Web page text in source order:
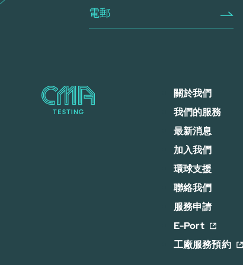
關於我們
我們的服務
最新消息
加入我們
環球支援
聯絡我們
服務申請
E-Port
工廠服務預約